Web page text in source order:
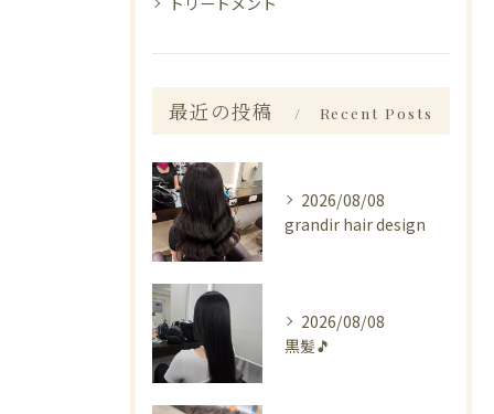
最近の投稿 Recent Posts
2026/08/08
grandir hair design
2026/08/08
黒髪🎵